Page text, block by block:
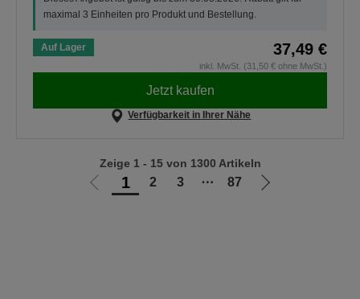
maximal 3 Einheiten pro Produkt und Bestellung.
Auf Lager 37,49 €
inkl. MwSt. (31,50 € ohne MwSt.)
Jetzt kaufen
Verfügbarkeit in Ihrer Nähe
Zur
1 2 3 ⋯ 87
Zur
Zeige 1 - 15 von 1300 Artikeln